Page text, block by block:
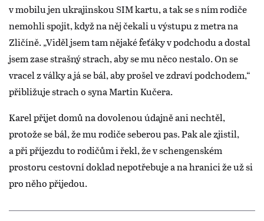
v mobilu jen ukrajinskou SIM kartu, a tak se s ním rodiče
nemohli spojit, když na něj čekali u výstupu z metra na
Zličíně. „Viděl jsem tam nějaké feťáky v podchodu a dostal
jsem zase strašný strach, aby se mu něco nestalo. On se
vracel z války a já se bál, aby prošel ve zdraví podchodem,“
přibližuje strach o syna Martin Kučera.
Karel přijet domů na dovolenou údajně ani nechtěl,
protože se bál, že mu rodiče seberou pas. Pak ale zjistil,
a při příjezdu to rodičům i řekl, že v schengenském
prostoru cestovní doklad nepotřebuje a na hranici že už si
pro něho přijedou.